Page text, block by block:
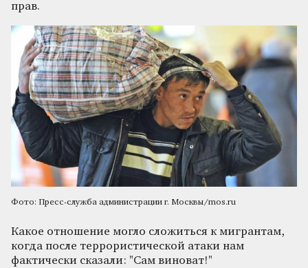
прав.
Фото: Пресс-служба администрации г. Москвы/mos.ru
Какое отношение могло сложиться к мигрантам,
когда после террористической атаки нам
фактически сказали: "Сам виноват!"